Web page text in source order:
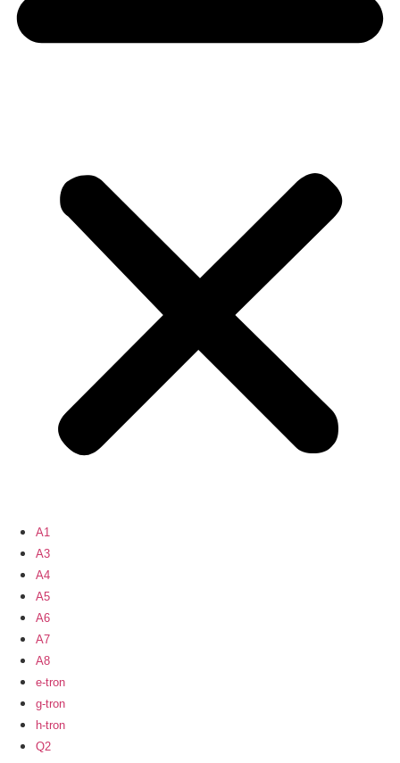
A1
A3
A4
A5
A6
A7
A8
e-tron
g-tron
h-tron
Q2